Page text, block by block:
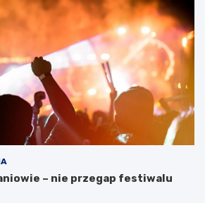
– nie przegap festiwalu